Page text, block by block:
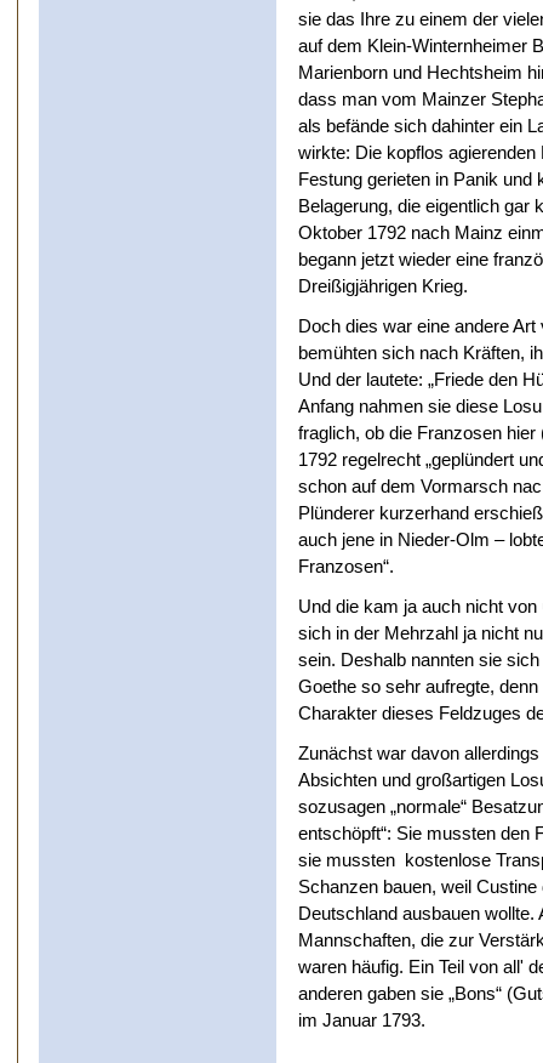
sie das Ihre zu einem der
auf dem Klein-Winternheimer
Marienborn und Hechtsheim
dass man vom Mainzer
als befände sich dahinter ein
wirkte: Die kopflos
Festung gerieten in Panik und
Belagerung, die eigentlich gar
Oktober 1792 nach Mainz
begann jetzt wieder eine
Dreißigjährigen Krieg.
Doch dies war eine andere Art
bemühten sich nach Kräften,
Und der lautete: „Friede den
Anfang nahmen sie diese
fraglich, ob die Franzosen
1792 regelrecht „geplündert
schon auf dem Vormarsch
Plünderer kurzerhand
auch jene in Nieder-Olm –
Franzosen“.
Und die kam ja auch nicht von
sich in der Mehrzahl ja nicht
sein. Deshalb nannten sie
Goethe so sehr aufregte,
Charakter dieses Feldzuges
Zunächst war davon
Absichten und großartigen
sozusagen „normale“
entschöpft“: Sie mussten den
sie mussten kostenlose
Schanzen bauen, weil
Deutschland ausbauen
Mannschaften, die zur
waren häufig. Ein Teil von all'
anderen gaben sie „Bons“
im Januar 1793.